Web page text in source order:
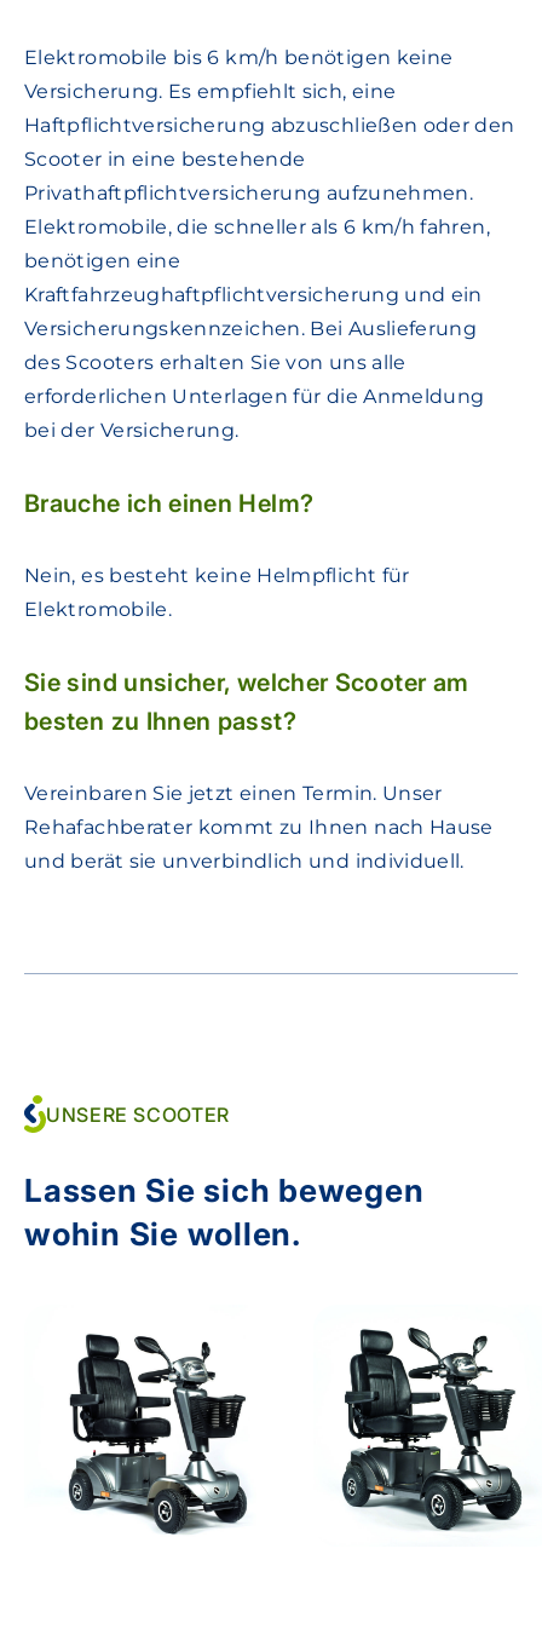
Elektromobile bis 6 km/h benötigen keine
Versicherung. Es empfiehlt sich, eine
Haftpflichtversicherung abzuschließen oder den
Scooter in eine bestehende
Privathaftpflichtversicherung aufzunehmen.
Elektromobile, die schneller als 6 km/h fahren,
benötigen eine
Kraftfahrzeughaftpflichtversicherung und ein
Versicherungskennzeichen. Bei Auslieferung
des Scooters erhalten Sie von uns alle
erforderlichen Unterlagen für die Anmeldung
bei der Versicherung.
Brauche ich einen Helm?
Nein, es besteht keine Helmpflicht für
Elektromobile.
Sie sind unsicher, welcher Scooter am
besten zu Ihnen passt?
Vereinbaren Sie jetzt einen Termin. Unser
Rehafachberater kommt zu Ihnen nach Hause
und berät sie unverbindlich und individuell.
UNSERE SCOOTER
Lassen Sie sich bewegen
wohin Sie wollen.